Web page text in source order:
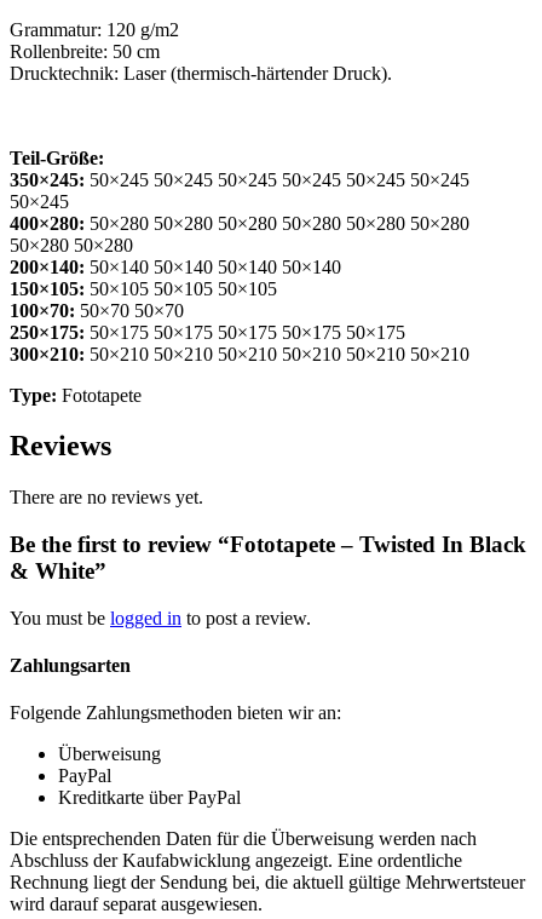
Grammatur: 120 g/m2
Rollenbreite: 50 cm
Drucktechnik: Laser (thermisch-härtender Druck).
Teil-Größe:
350×245: 50×245 50×245 50×245 50×245 50×245 50×245
50×245
400×280: 50×280 50×280 50×280 50×280 50×280 50×280
50×280 50×280
200×140: 50×140 50×140 50×140 50×140
150×105: 50×105 50×105 50×105
100×70: 50×70 50×70
250×175: 50×175 50×175 50×175 50×175 50×175
300×210: 50×210 50×210 50×210 50×210 50×210 50×210
Type: Fototapete
Reviews
There are no reviews yet.
Be the first to review “Fototapete – Twisted In Black
& White”
You must be logged in to post a review.
Zahlungsarten
Folgende Zahlungsmethoden bieten wir an:
Überweisung
PayPal
Kreditkarte über PayPal
Die entsprechenden Daten für die Überweisung werden nach
Abschluss der Kaufabwicklung angezeigt. Eine ordentliche
Rechnung liegt der Sendung bei, die aktuell gültige Mehrwertsteuer
wird darauf separat ausgewiesen.